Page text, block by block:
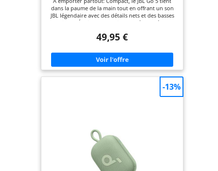
dans la paume de la main tout en offrant un son
JBL légendaire avec des détails nets et des basses
riches. Éclairage d’ambiance latéral: Créez
Choisissez des thèmes lumineux et recevez des
l’appairage, la batterie faible ou le mode Auracast.
Playtime Boost: Profitez de jusqu’à 8 heures
d’écoute, plus 2 heures supplémentaires avec
Playtime Boost, pour tirer le maximum de chaque
pluie soudaine ou petites chutes, aucun souci.
enceintes JBL compatibles Auracast pour encore
plus de puissance.
49,95 €
-13%